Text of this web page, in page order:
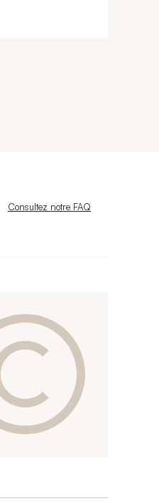
Nouvelle fenêtre
Consultez notre FAQ